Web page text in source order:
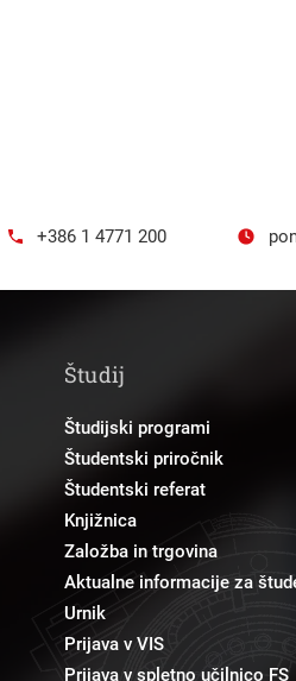
+386 1 4771 200
Študij
Študijski programi
Študentski priročnik
Študentski referat
Knjižnica
Založba in trgovina
Aktualne informacije za
Urnik
Prijava v VIS
Prijava v spletno učilnico FS